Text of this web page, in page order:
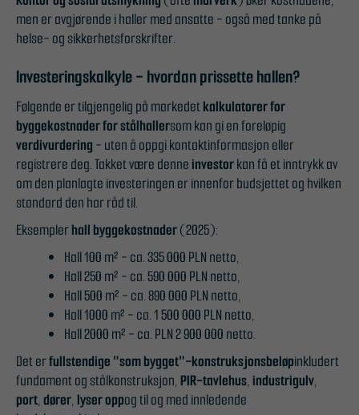
men er avgjørende i haller med ansatte - også med tanke på
helse- og sikkerhetsforskrifter.
Investeringskalkyle - hvordan prissette hallen?
Følgende er tilgjengelig på markedetkalkulatorer for
byggekostnader for stålhallersom kan gi en foreløpig
verdivurdering - uten å oppgi kontaktinformasjon eller
registrere deg. Takket være denneinvestorkan få et inntrykk av
om den planlagte investeringen er innenfor budsjettet og hvilken
standard den har råd til.
Eksemplerhall byggekostnader(2025):
Hall 100 m² - ca. 335 000 PLN netto,
Hall 250 m² - ca. 590 000 PLN netto,
Hall 500 m² - ca. 890 000 PLN netto,
Hall 1000 m² - ca. 1 500 000 PLN netto,
Hall 2000 m² - ca. PLN 2 900 000 netto.
Det erfullstendige "som bygget"-konstruksjonsbeløpinkludert
fundament og stålkonstruksjon,PIR-tavlehus,industrigulv,
port,dører, lyser oppog til og med innledende
informasjonskapslene
er ikke valgfrie. De er
nødvendige for at
nettstedet skal
fungere.
Statistikk
For at vi skal
kunne